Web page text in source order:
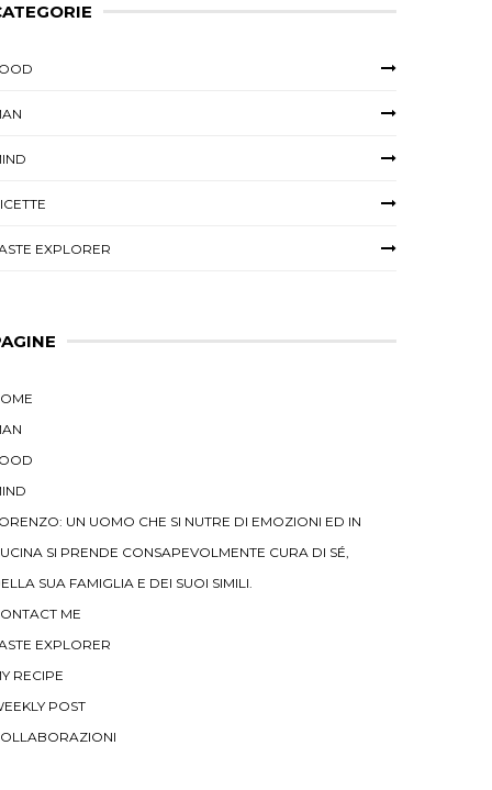
EXPLORER
UN UOMO CHE SI NUTRE DI EMOZIONI ED IN
SI PRENDE CONSAPEVOLMENTE CURA DI SÉ,
SUA FAMIGLIA E DEI SUOI SIMILI.
ME
EXPLORER
RECIPE
POST